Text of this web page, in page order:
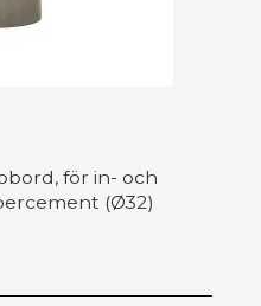
för in- och
(Ø32)